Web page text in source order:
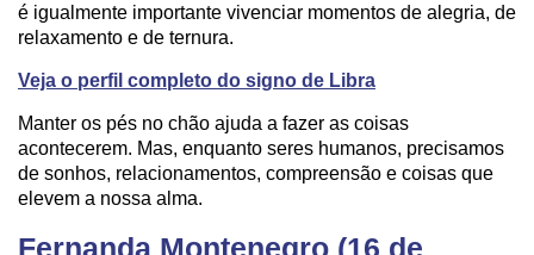
é igualmente importante vivenciar momentos de alegria, de
relaxamento e de ternura.
Veja o perfil completo do signo de Libra
Manter os pés no chão ajuda a fazer as coisas
acontecerem. Mas, enquanto seres humanos, precisamos
de sonhos, relacionamentos, compreensão e coisas que
elevem a nossa alma.
Fernanda Montenegro (16 de